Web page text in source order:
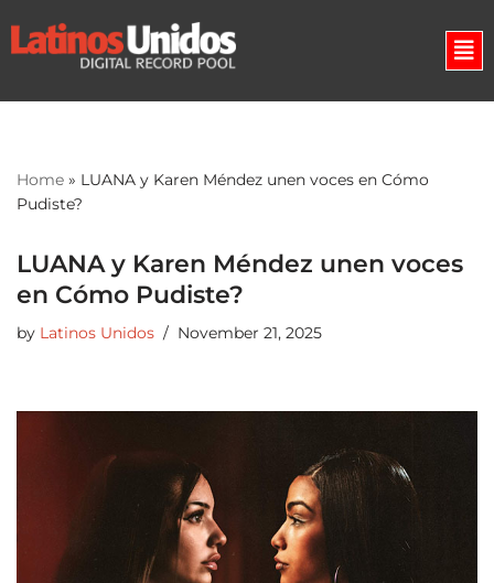
Skip
Home » LUANA y Karen Méndez unen voces en Cómo
Pudiste?
LUANA y Karen Méndez unen voces
en Cómo Pudiste?
by Latinos Unidos November 21, 2025